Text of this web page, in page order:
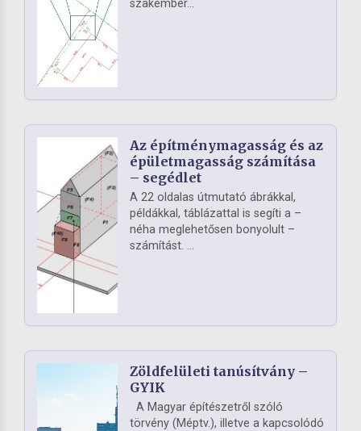
szakember...
Az építménymagasság és az
épületmagasság számítása
– segédlet
A 22 oldalas útmutató ábrákkal,
példákkal, táblázattal is segíti a –
néha meglehetősen bonyolult –
számítást. ...
Zöldfelületi tanúsítvány –
GYIK
A Magyar építészetről szóló
törvény (Méptv.), illetve a kapcsolódó